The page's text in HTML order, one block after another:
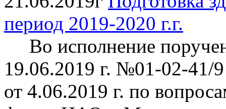
период 2019-2020 г.г.
Во исполнение
19.06.2019 г. №01-02-41/
от 4.06.2019 г. по